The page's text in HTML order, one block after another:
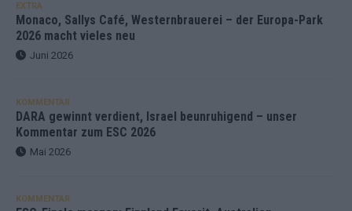
EXTRA
Monaco, Sallys Café, Westernbrauerei – der Europa-Park
2026 macht vieles neu
Juni 2026
KOMMENTAR
DARA gewinnt verdient, Israel beunruhigend – unser
Kommentar zum ESC 2026
Mai 2026
KOMMENTAR